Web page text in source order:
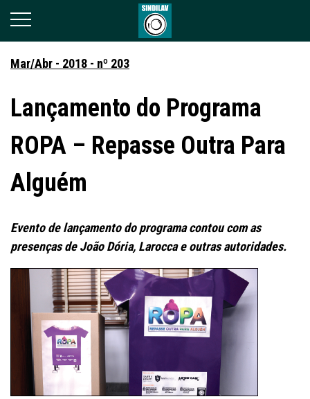
Mar/Abr - 2018 - nº 203
Lançamento do Programa
ROPA – Repasse Outra Para
Alguém
Evento de lançamento do programa contou com as
presenças de João Dória, Larocca e outras autoridades.